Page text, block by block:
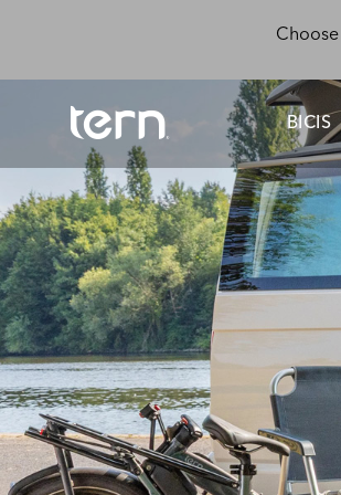
BICIS